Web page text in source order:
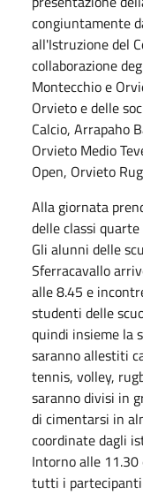
congiuntamente
all'Istruzione del
collaborazione
Montecchio e
Orvieto e delle
Calcio, Arrapaho
Orvieto Medio
Open, Orvieto
Alla giornata
delle classi
Gli alunni delle
Sferracavallo
alle 8.45 e
studenti delle
quindi insieme la
saranno allestiti
tennis, volley,
saranno divisi in
di cimentarsi in
coordinate dagli
Intorno alle
tutti i